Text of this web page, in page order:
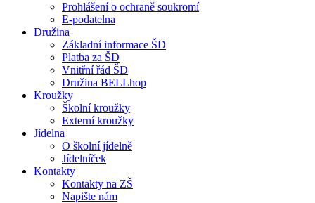
Prohlášení o ochraně soukromí
E-podatelna
Družina
Základní informace ŠD
Platba za ŠD
Vnitřní řád ŠD
Družina BELLhop
Kroužky
Školní kroužky
Externí kroužky
Jídelna
O školní jídelně
Jídelníček
Kontakty
Kontakty na ZŠ
Napište nám